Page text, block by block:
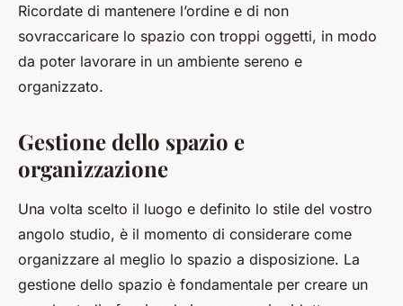
Ricordate di mantenere l’ordine e di non
sovraccaricare lo spazio con troppi oggetti, in modo
da poter lavorare in un ambiente sereno e
organizzato.
Gestione dello spazio e
organizzazione
Una volta scelto il luogo e definito lo stile del vostro
angolo studio, è il momento di considerare come
organizzare al meglio lo spazio a disposizione. La
gestione dello spazio è fondamentale per creare un